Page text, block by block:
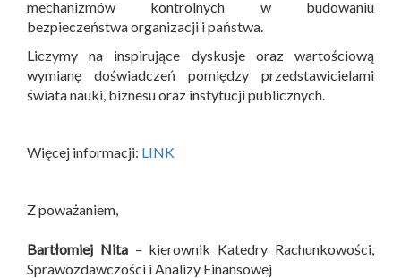
mechanizmów kontrolnych w budowaniu
bezpieczeństwa organizacji i państwa.
Liczymy na inspirujące dyskusje oraz wartościową
wymianę doświadczeń pomiędzy przedstawicielami
świata nauki, biznesu oraz instytucji publicznych.
Więcej informacji: LINK
Z poważaniem,
Bartłomiej Nita– kierownik Katedry Rachunkowości,
Sprawozdawczości i Analizy Finansowej